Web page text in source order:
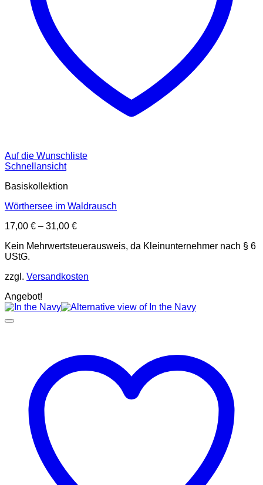
Auf die Wunschliste
Schnellansicht
Basiskollektion
Wörthersee im Waldrausch
17,00 € – 31,00 €
Kein Mehrwertsteuerausweis, da Kleinunternehmer nach § 6
UStG.
zzgl. Versandkosten
Angebot!